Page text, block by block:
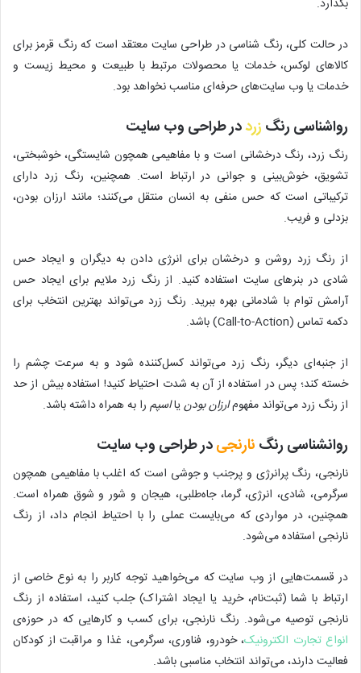
در حالت کلی، رنگ شناسی در طراحی سایت معتقد است که رنگ قرمز برای
کالاهای لوکس، خدمات یا محصولات مرتبط با طبیعت و محیط زیست و
خدمات یا وب سایت‌های حرفه‌ای مناسب نخواهد بود.
رواشناسی رنگ زرددر طراحی وب سایت
رنگ زرد، رنگ درخشانی است و با مفاهیمی همچون شایستگی، خوشبختی،
تشویق، خوش‌بینی و جوانی در ارتباط است. همچنین، رنگ زرد دارای
ترکیباتی است که حس منفی به انسان منتقل می‌کنند؛ مانند ارزان بودن،
بزدلی و فریب.
از رنگ زرد روشن و درخشان برای انرژی دادن به دیگران و ایجاد حس
شادی در بنرهای سایت استفاده کنید. از رنگ زرد ملایم برای ایجاد حس
آرامش توام با شادمانی بهره ببرید. رنگ زرد می‌تواند بهترین انتخاب برای
دکمه تماس (Call-to-Action) باشد.
از جنبه‌ای دیگر، رنگ زرد می‌تواند کسل‌کننده شود و به سرعت چشم را
خسته کند؛ پس در استفاده از آن به شدت احتیاط کنید! استفاده بیش از حد
از رنگ زرد می‌تواند مفهومارزان بودنیااسپم را به همراه داشته باشد.
روانشناسی رنگ نارنجیدر طراحی وب سایت
نارنجی، رنگ پرانرژی و پرجنب و جوشی است که اغلب با مفاهیمی همچون
سرگرمی، شادی، انرژی، گرما، جاه‌طلبی، هیجان و شور و شوق همراه است.
همچنین، در مواردی که می‌بایست عملی را با احتیاط انجام داد، از رنگ
نارنجی استفاده می‌شود.
در قسمت‌هایی از وب سایت که می‌خواهید توجه کاربر را به نوع خاصی از
ارتباط با شما (ثبت‌نام، خرید یا ایجاد اشتراک) جلب کنید، استفاده از رنگ
نارنجی توصیه می‌شود. رنگ نارنجی، برای کسب و کارهایی که در حوزه‌ی
انواع تجارت الکترونیک، خودرو، فناوری، سرگرمی، غذا و مراقبت از کودکان
فعالیت دارند، می‌تواند انتخاب مناسبی باشد.